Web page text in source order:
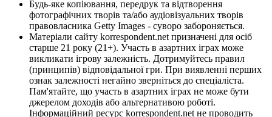
Будь-яке копіювання, передрук та відтворення
фотографічних творів та/або аудіовізуальних творів
правовласника Getty Images - суворо забороняється.
Матеріали сайту korrespondent.net призначені для осіб
старше 21 року (21+). Участь в азартних іграх може
викликати ігрову залежність. Дотримуйтесь правил
(принципів) відповідальної гри. При виявленні перших
ознак залежності негайно зверніться до спеціаліста.
Пам'ятайте, що участь в азартних іграх не може бути
джерелом доходів або альтернативою роботі.
Інформаційний ресурс korrespondent.net не проводить